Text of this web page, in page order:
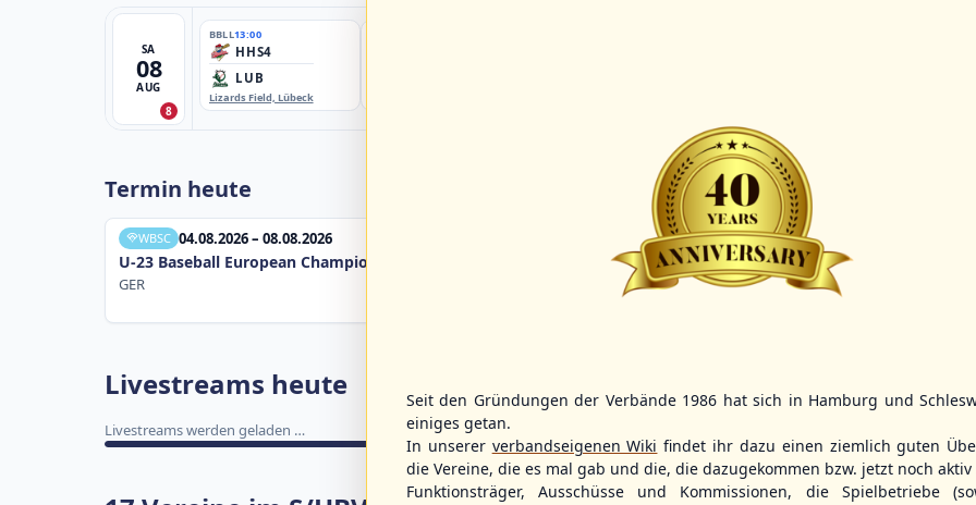
SA
08
AUG
8
BBLL13:00
HHS4
LUB
Lizards Field, Lübeck
Termin heute
WBSC 04.08.2026 – 08.08.2026
U-23 Baseball European Championship B Pool 2026 - Group Germany
GER
Livestreams heute
Livestreams werden geladen …
Seit den Gründungen der Verbände 1986 hat sich in Hamburg und
einiges getan.
In unserer verbandseigenen Wiki findet ihr dazu einen ziemlich guten
die Vereine, die es mal gab und die, die dazugekommen bzw. jetzt noch aktiv
Funktionsträger, Ausschüsse und Kommissionen, die Spielbetriebe